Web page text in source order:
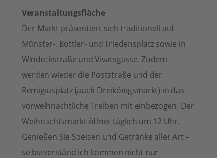
Veranstaltungsfläche
Der Markt präsentiert sich traditionell auf
Münster-, Bottler- und Friedensplatz sowie in
Windeckstraße und Vivatsgasse. Zudem
werden wieder die Poststraße und der
Remigiusplatz (auch Dreikönigsmarkt) in das
vorweihnachtliche Treiben mit einbezogen. Der
Weihnachtsmarkt öffnet täglich um 12 Uhr.
Genießen Sie Speisen und Getränke aller Art –
selbstverständlich kommen nicht nur